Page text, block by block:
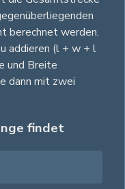
berechnet werden.
addieren (l + w + l
und Breite
dann mit zwei
findet